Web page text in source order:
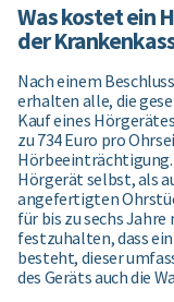
Was kostet ein
der
Nach einem
erhalten alle, die
Kauf eines
zu 734 Euro pro
Hörgerät selbst, als
angefertigten
für bis zu sechs
festzuhalten, dass
besteht, dieser
des Geräts auch die